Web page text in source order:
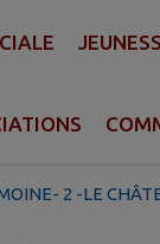
2 -LE